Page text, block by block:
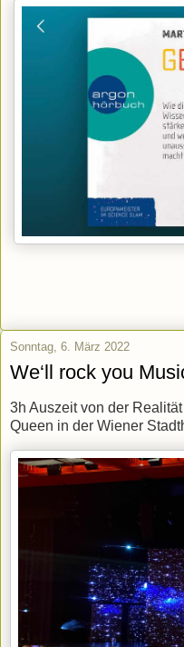
Sonntag, 6. März 2022
We‘ll rock you
3h Auszeit von der
Queen in der Wiener